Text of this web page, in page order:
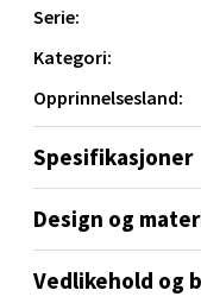
Serie:
Kategori:
Opprinnelsesland:
Spesifikasjoner
Design og
Vedlikehold og
Orkanger
Thon Senter
Åpent i dag 09-
0 i butikk